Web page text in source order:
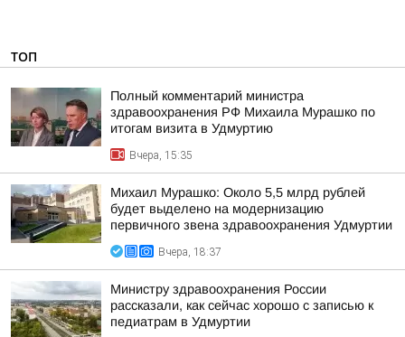
ТОП
Полный комментарий министра
здравоохранения РФ Михаила Мурашко по
итогам визита в Удмуртию
Вчера, 15:35
Михаил Мурашко: Около 5,5 млрд рублей
будет выделено на модернизацию
первичного звена здравоохранения Удмуртии
Вчера, 18:37
Министру здравоохранения России
рассказали, как сейчас хорошо с записью к
педиатрам в Удмуртии